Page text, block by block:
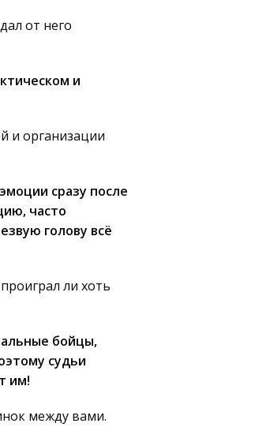
от него
и
и организации
сразу после
часто
голову всё
ли хоть
бойцы,
судьи
им!
между вами.